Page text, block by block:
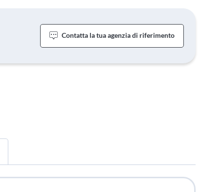
Contatta la tua agenzia di riferimento